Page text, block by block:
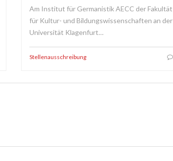
Am Institut für Germanistik AECC der Fakultät
für Kultur- und Bildungswissenschaften an der
Universität Klagenfurt…
Stellenausschreibung